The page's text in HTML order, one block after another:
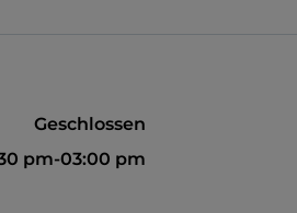
Geschlossen
pm-03:00 pm